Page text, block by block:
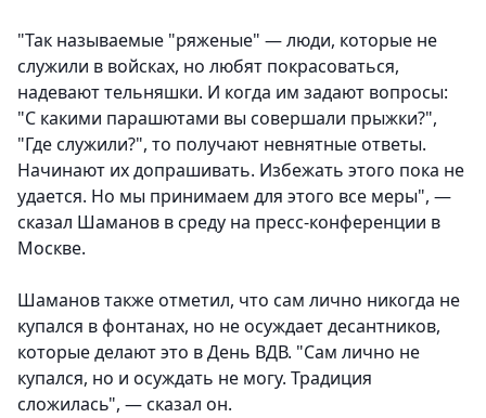
"Так называемые "ряженые" — люди, которые не
служили в войсках, но любят покрасоваться,
надевают тельняшки. И когда им задают вопросы:
"С какими парашютами вы совершали прыжки?",
"Где служили?", то получают невнятные ответы.
Начинают их допрашивать. Избежать этого пока не
удается. Но мы принимаем для этого все меры", —
сказал Шаманов в среду на пресс-конференции в
Москве.
Шаманов также отметил, что сам лично никогда не
купался в фонтанах, но не осуждает десантников,
которые делают это в День ВДВ. "Сам лично не
купался, но и осуждать не могу. Традиция
сложилась", — сказал он.